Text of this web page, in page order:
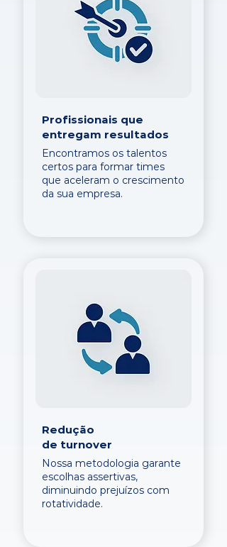
Profissionais que
entregam resultados
Encontramos os talentos
certos para formar times
que aceleram o crescimento
da sua empresa.
Redução
de turnover
Nossa metodologia garante
escolhas assertivas,
diminuindo prejuízos com
rotatividade.